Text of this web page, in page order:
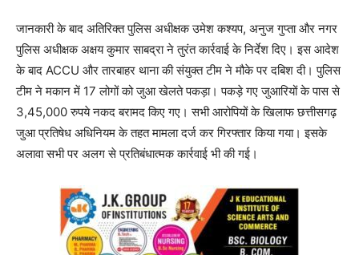
जानकारी के बाद अतिरिक्त पुलिस अधीक्षक उमेश कश्यप, अनुज गुप्ता और नगर
पुलिस अधीक्षक अक्षय कुमार साबद्रा ने तुरंत कार्रवाई के निर्देश दिए। इस आदेश
के बाद ACCU और तारबाहर थाना की संयुक्त टीम ने मौके पर दबिश दी। पुलिस
टीम ने मकान में 17 लोगों को जुआ खेलते पकड़ा। पकड़े गए जुआरियों के पास से
3,45,000 रुपये नकद बरामद किए गए। सभी आरोपियों के खिलाफ छत्तीसगढ़
जुआ प्रतिषेध अधिनियम के तहत मामला दर्ज कर गिरफ्तार किया गया। इसके
अलावा सभी पर अलग से प्रतिबंधात्मक कार्रवाई भी की गई।